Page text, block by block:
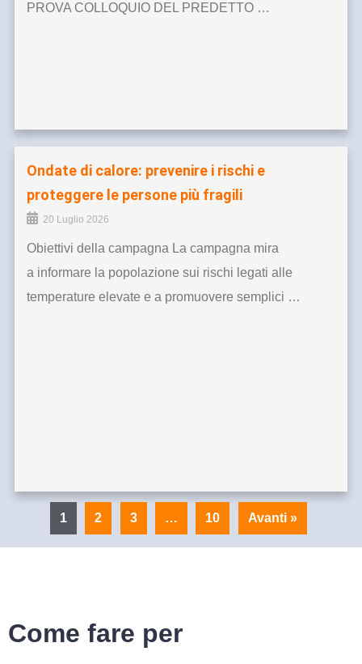
PROVA COLLOQUIO DEL PREDETTO …
Ondate di calore: prevenire i rischi e
proteggere le persone più fragili
20 Luglio 2026
Obiettivi della campagna La campagna mira
a informare la popolazione sui rischi legati alle
temperature elevate e a promuovere semplici …
1 2 3 … 10 Avanti »
Come fare per